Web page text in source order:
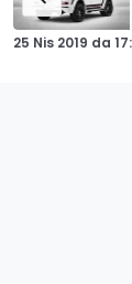
25 Nis 2019 da